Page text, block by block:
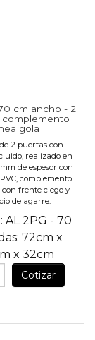
cm ancho - 2
complemento
gola
2 puertas con
realizado en
de espesor con
complemento
con frente ciego y
de agarre.
AL 2PG - 70
72cm x
x 32cm
Cotizar